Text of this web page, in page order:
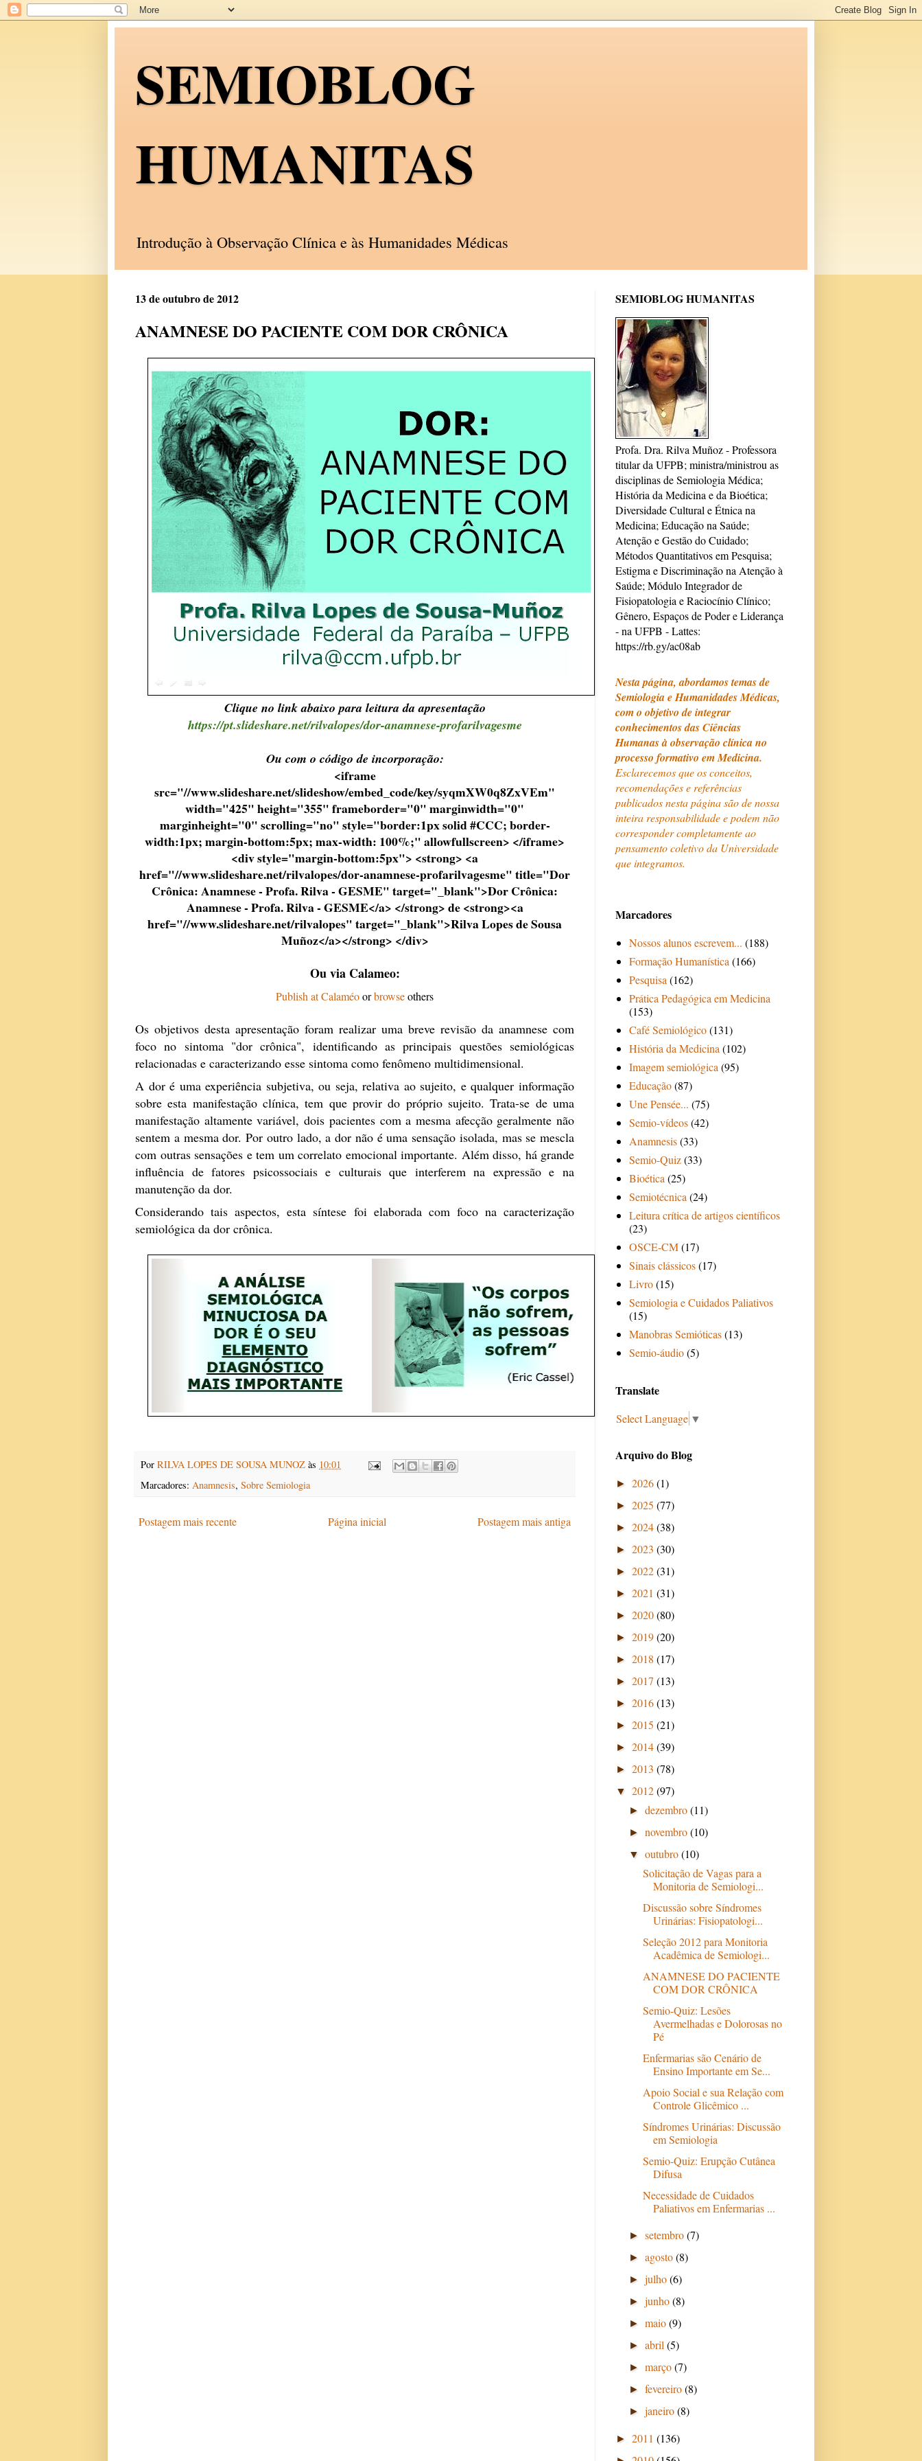
SEMIOBLOG
HUMANITAS
Introdução à Observação Clínica e às Humanidades Médicas
13 de outubro de 2012
ANAMNESE DO PACIENTE COM DOR CRÔNICA
Clique no link abaixo para leitura da apresentação
https://pt.slideshare.net/rilvalopes/dor-anamnese-profarilvagesme
Ou com o código de incorporação:
<iframe
src="//www.slideshare.net/slideshow/embed_code/key/syqmXW0q8ZxVEm"
width="425" height="355" frameborder="0" marginwidth="0"
marginheight="0" scrolling="no" style="border:1px solid #CCC; border-
width:1px; margin-bottom:5px; max-width: 100%;" allowfullscreen> </iframe>
<div style="margin-bottom:5px"> <strong> <a
href="//www.slideshare.net/rilvalopes/dor-anamnese-profarilvagesme" title="Dor
Crônica: Anamnese - Profa. Rilva - GESME" target="_blank">Dor Crônica:
Anamnese - Profa. Rilva - GESME</a> </strong> de <strong><a
href="//www.slideshare.net/rilvalopes" target="_blank">Rilva Lopes de Sousa
Muñoz</a></strong> </div>
Ou via Calameo:
Publish at Calaméoorbrowseothers
Os objetivos desta apresentação foram realizar uma breve revisão da anamnese com
foco no sintoma "dor crônica", identificando as principais questões semiológicas
relacionadas e caracterizando esse sintoma como fenômeno multidimensional.
A dor é uma experiência subjetiva, ou seja, relativa ao sujeito, e qualquer informação
sobre esta manifestação clínica, tem que provir do próprio sujeito. Trata-se de uma
manifestação altamente variável, dois pacientes com a mesma afecção geralmente não
sentem a mesma dor. Por outro lado, a dor não é uma sensação isolada, mas se mescla
com outras sensações e tem um correlato emocional importante. Além disso, há grande
influência de fatores psicossociais e culturais que interferem na expressão e na
manutenção da dor.
Considerando tais aspectos, esta síntese foi elaborada com foco na caracterização
semiológica da dor crônica.
Por RILVA LOPES DE SOUSA MUNOZ às 10:01
Marcadores: Anamnesis, Sobre Semiologia
Postagem mais recente Postagem mais antiga
Página inicial
SEMIOBLOG HUMANITAS
Profa. Dra. Rilva Muñoz - Professora
titular da UFPB; ministra/ministrou as
disciplinas de Semiologia Médica;
História da Medicina e da Bioética;
Diversidade Cultural e Étnica na
Medicina; Educação na Saúde;
Atenção e Gestão do Cuidado;
Métodos Quantitativos em Pesquisa;
Estigma e Discriminação na Atenção à
Saúde; Módulo Integrador de
Fisiopatologia e Raciocínio Clínico;
Gênero, Espaços de Poder e Liderança
- na UFPB - Lattes:
https://rb.gy/ac08ab
Nesta página, abordamos temas de
Semiologia e Humanidades Médicas,
com o objetivo de integrar
conhecimentos das Ciências
Humanas à observação clínica no
processo formativo em Medicina.
Esclarecemos que os conceitos,
recomendações e referências
publicados nesta página são de nossa
inteira responsabilidade e podem não
corresponder completamente ao
pensamento coletivo da Universidade
que integramos.
Marcadores
Nossos alunos escrevem... (188)
Formação Humanística (166)
Pesquisa (162)
Prática Pedagógica em Medicina
(153)
Café Semiológico(131)
História da Medicina (102)
Imagem semiológica (95)
Educação(87)
Une Pensée... (75)
Semio-vídeos(42)
Anamnesis(33)
Semio-Quiz(33)
Bioética (25)
Semiotécnica (24)
Leitura crítica de artigos científicos
(23)
OSCE-CM(17)
Sinais clássicos(17)
Livro(15)
Semiologia e Cuidados Paliativos
(15)
Manobras Semióticas(13)
Semio-áudio(5)
Translate
Select Language ▼
Arquivo do Blog
► 2026(1)
► 2025 (77)
► 2024(38)
► 2023 (30)
► 2022(31)
► 2021 (31)
► 2020(80)
► 2019(20)
► 2018 (17)
► 2017 (13)
► 2016(13)
► 2015 (21)
► 2014(39)
► 2013 (78)
▼ 2012(97)
►dezembro(11)
►novembro(10)
▼outubro(10)
Solicitação de Vagas para a
Monitoria de Semiologi...
Discussão sobre Síndromes
Urinárias: Fisiopatologi...
Seleção 2012 para Monitoria
Acadêmica de Semiologi...
ANAMNESE DO PACIENTE
COM DOR CRÔNICA
Semio-Quiz: Lesões
Avermelhadas e Dolorosas no
Pé
Enfermarias são Cenário de
Ensino Importante em Se...
Apoio Social e sua Relação com
Controle Glicêmico ...
Síndromes Urinárias: Discussão
em Semiologia
Semio-Quiz: Erupção Cutânea
Difusa
Necessidade de Cuidados
Paliativos em Enfermarias ...
►setembro(7)
►agosto(8)
►julho(6)
►junho(8)
►maio(9)
►abril(5)
►março(7)
►fevereiro(8)
►janeiro(8)
► 2011 (136)